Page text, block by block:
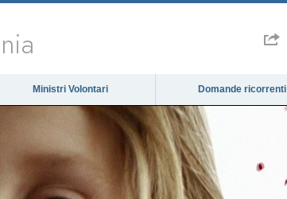
Ministri Volontari Domande ricorrenti